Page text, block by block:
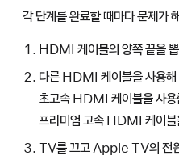
각 단계를 완료할 때마다 문제가
HDMI 케이블의 양쪽 끝을
다른 HDMI 케이블을 사용
초고속 HDMI 케이블을 사
프리미엄 고속 HDMI 케이블
TV를 끄고 Apple TV의 전